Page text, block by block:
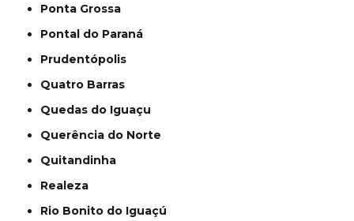
Ponta Grossa
Pontal do Paraná
Prudentópolis
Quatro Barras
Quedas do Iguaçu
Querência do Norte
Quitandinha
Realeza
Rio Bonito do Iguaçú